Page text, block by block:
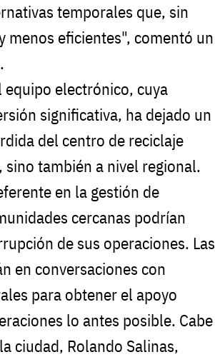
temporales que, sin
menos eficientes", comentó un
electrónico, cuya
significativa, ha dejado un
del centro de reciclaje
también a nivel regional.
en la gestión de
cercanas podrían
de sus operaciones. Las
en conversaciones con
para obtener el apoyo
lo antes posible. Cabe
ciudad, Rolando Salinas,